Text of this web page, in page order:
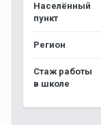
Населённый
пункт
Регион
Стаж работы
в школе